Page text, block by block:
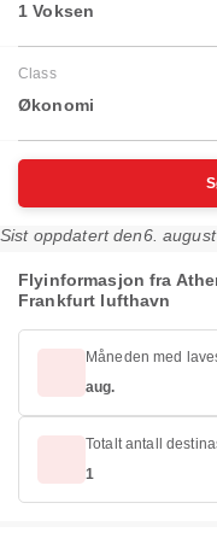
1 Voksen
Class
Økonomi
Sist oppdatert den6.
Flyinformasjon fra
Frankfurt lufthavn
Måneden med
aug.
Totalt antall
1